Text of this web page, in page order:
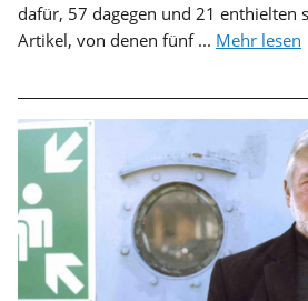
dafür, 57 dagegen und 21 enthielten
Artikel, von denen fünf ... Mehr lesen